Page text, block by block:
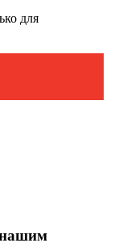
для
нашим